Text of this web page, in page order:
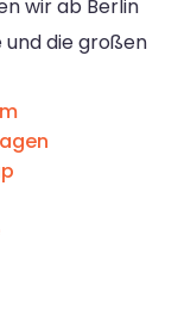
wir ab Berlin
die großen